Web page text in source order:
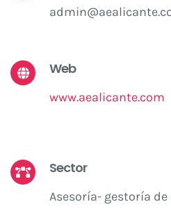
Web
www.aealicante.com
Sector
Asesoría- gestoría de